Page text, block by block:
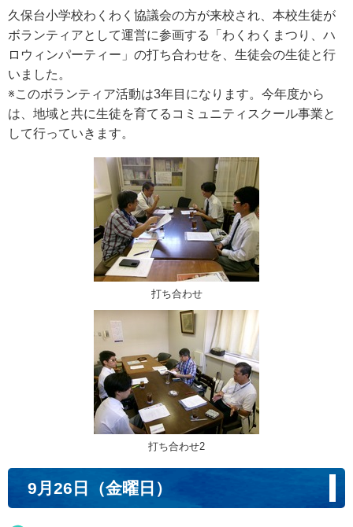
久保台小学校わくわく協議会の方が来校され、本校生徒が
ボランティアとして運営に参画する「わくわくまつり、ハ
ロウィンパーティー」の打ち合わせを、生徒会の生徒と行
いました。
※このボランティア活動は3年目になります。今年度から
は、地域と共に生徒を育てるコミュニティスクール事業と
して行っていきます。
打ち合わせ
打ち合わせ2
9月26日（金曜日）